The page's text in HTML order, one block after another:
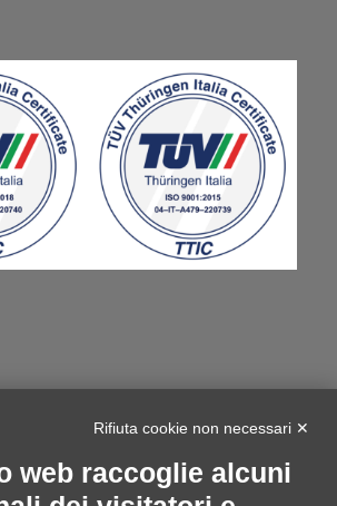
Regione Veneto
- INTERVENTI DIGITALI
Rifiuta cookie non necessari ✕
web raccoglie alcuni